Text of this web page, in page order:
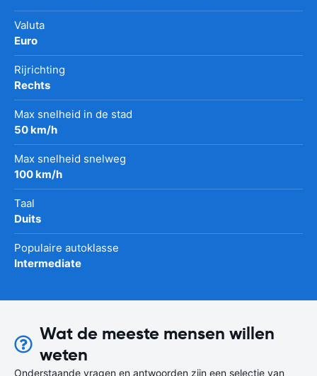
Valuta
Euro
Rijrichting
Rechts
Max snelheid in de stad
50 km/h
Max snelheid snelweg
100 km/h
Taal
Duits
Populaire autoklasse
Intermediate
Wat de meeste mensen willen
weten
Onderstaande vragen en antwoorden zijn een selectie van